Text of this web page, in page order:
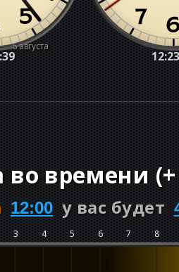
6 августа
во времени (+
12:00 у вас будет
3 4 5 6 7 8